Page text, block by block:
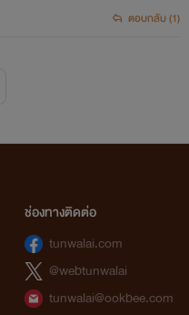
องให้อัพต่อ ก็จะอัพต่อโดยเร็ว
ตอบกลับ (1)
ช่องทางติดต่อ
tunwalai.com
@webtunwalai
tunwalai@ookbee.com